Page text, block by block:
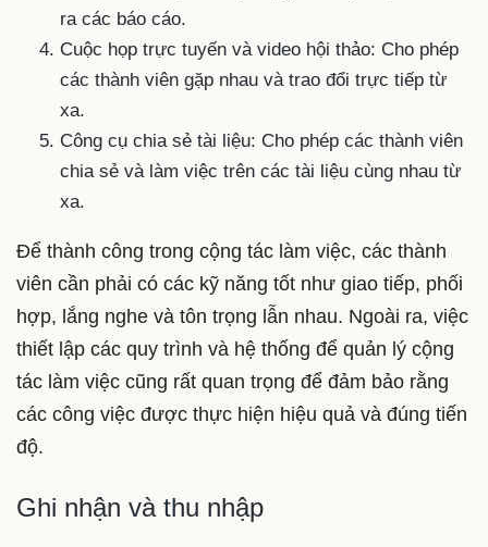
ra các báo cáo.
Cuộc họp trực tuyến và video hội thảo: Cho phép
các thành viên gặp nhau và trao đổi trực tiếp từ
xa.
Công cụ chia sẻ tài liệu: Cho phép các thành viên
chia sẻ và làm việc trên các tài liệu cùng nhau từ
xa.
Để thành công trong cộng tác làm việc, các thành
viên cần phải có các kỹ năng tốt như giao tiếp, phối
hợp, lắng nghe và tôn trọng lẫn nhau. Ngoài ra, việc
thiết lập các quy trình và hệ thống để quản lý cộng
tác làm việc cũng rất quan trọng để đảm bảo rằng
các công việc được thực hiện hiệu quả và đúng tiến
độ.
Ghi nhận và thu nhập